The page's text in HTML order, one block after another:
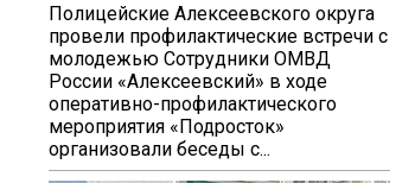
Полицейские Алексеевского округа
провели профилактические встречи с
молодежью Сотрудники ОМВД
России «Алексеевский» в ходе
оперативно-профилактического
мероприятия «Подросток»
организовали беседы с...